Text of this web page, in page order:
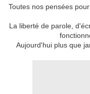
Toutes nos pensées
La liberté de parole,
Aujourd'hui plus que